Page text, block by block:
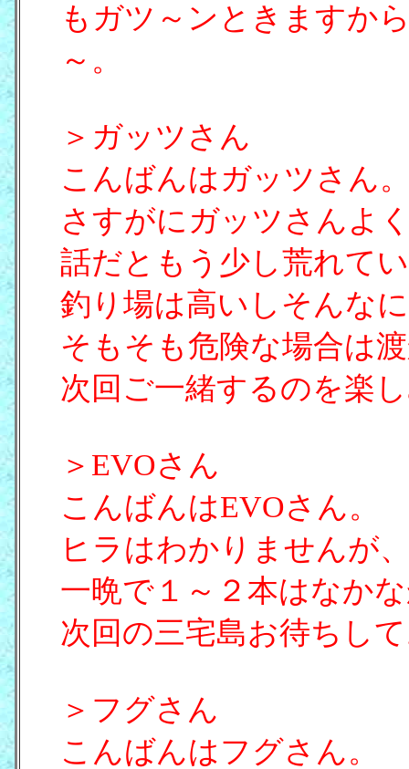
もガツ～ンときますか
～。
＞ガッツさん
こんばんはガッツさん
さすがにガッツさんよ
話だともう少し荒れて
釣り場は高いしそんな
そもそも危険な場合は
次回ご一緒するのを楽
＞EVOさん
こんばんはEVOさん。
ヒラはわかりませんが
一晩で１～２本はなか
次回の三宅島お待ちし
＞フグさん
こんばんはフグさん。